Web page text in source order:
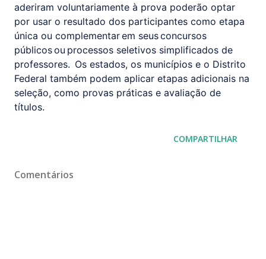
aderiram voluntariamente à prova poderão optar
por usar o resultado dos participantes como etapa
única ou complementar em seus concursos
públicos ou processos seletivos simplificados de
professores. Os estados, os municípios e o Distrito
Federal também podem aplicar etapas adicionais na
seleção, como provas práticas e avaliação de
títulos.
COMPARTILHAR
Comentários